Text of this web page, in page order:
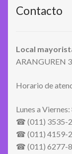
Contacto
Local
ARANGUREN
Horario de
Lunes a
☎ (011) 3535-
☎ (011) 4159-
☎ (011) 6277-